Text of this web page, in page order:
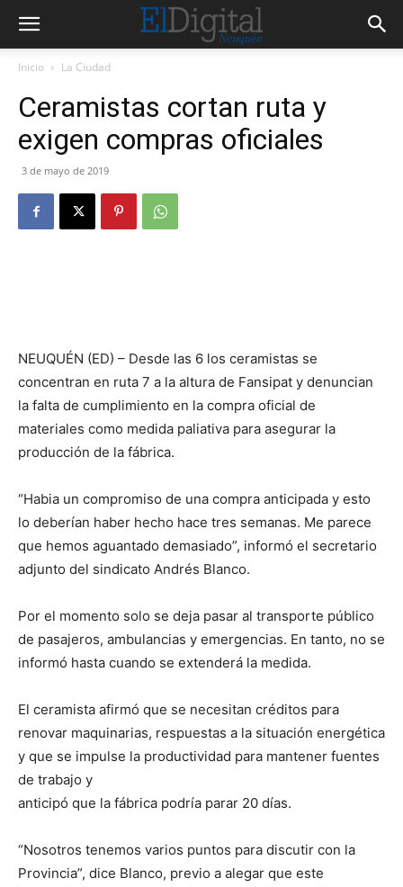
Inicio La Ciudad
Ceramistas cortan ruta y
exigen compras oficiales
3 de mayo de 2019
NEUQUÉN (ED) – Desde las 6 los ceramistas se
concentran en ruta 7 a la altura de Fansipat y denuncian
la falta de cumplimiento en la compra oficial de
materiales como medida paliativa para asegurar la
producción de la fábrica.
“Habia un compromiso de una compra anticipada y esto
lo deberían haber hecho hace tres semanas. Me parece
que hemos aguantado demasiado”, informó el secretario
adjunto del sindicato Andrés Blanco.
Por el momento solo se deja pasar al transporte público
de pasajeros, ambulancias y emergencias. En tanto, no se
informó hasta cuando se extenderá la medida.
El ceramista afirmó que se necesitan créditos para
renovar maquinarias, respuestas a la situación energética
y que se impulse la productividad para mantener fuentes
de trabajo y
anticipó que la fábrica podría parar 20 días.
“Nosotros tenemos varios puntos para discutir con la
Provincia”, dice Blanco, previo a alegar que este